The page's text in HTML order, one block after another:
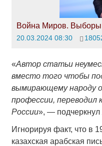
Война Миров. Выборы
20.03.2024 08:30
«Автор статьи
вместо того чтобы
вымирающему народу
профессии, переводил
России», ― подчеркнул
Игнорируя факт, что в
казахская арабская